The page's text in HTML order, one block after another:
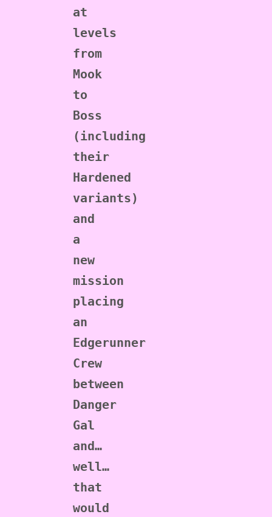
at
levels
from
Mook
to
Boss
(including
their
Hardened
variants)
and
a
new
mission
placing
an
Edgerunner
Crew
between
Danger
Gal
and…
well…
that
would